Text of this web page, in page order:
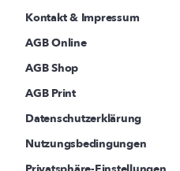
Kontakt & Impressum
AGB Online
AGB Shop
AGB Print
Datenschutzerklärung
Nutzungsbedingungen